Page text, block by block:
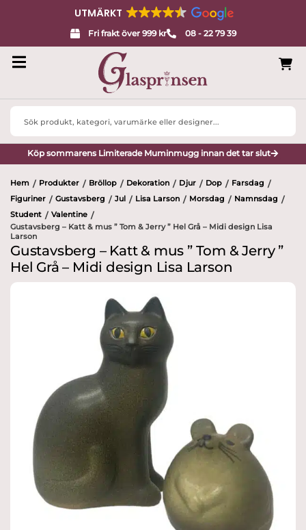
UTMÄRKT
Fri frakt över 999 kr 08 - 22 79 39
Search
Köp sommarens Limiterade Muminmugg innan det tar slut
Hem / Produkter / Bröllop / Dekoration / Djur / Dop / Farsdag /
Figuriner / Gustavsberg / Jul / Lisa Larson / Morsdag / Namnsdag /
Student / Valentine /
Gustavsberg – Katt & mus ” Tom & Jerry ” Hel Grå – Midi design Lisa
Larson
Gustavsberg – Katt & mus ” Tom & Jerry ”
Hel Grå – Midi design Lisa Larson